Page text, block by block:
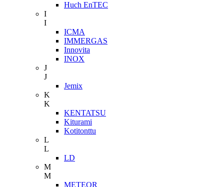
Huch EnTEC
I
I
ICMA
IMMERGAS
Innovita
INOX
J
J
Jemix
K
K
KENTATSU
Kiturami
Kotitonttu
L
L
LD
M
M
METEOR